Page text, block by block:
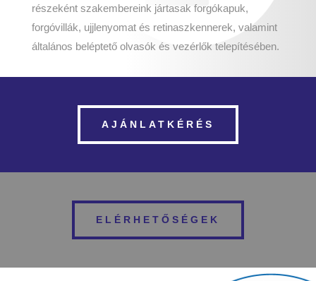
részeként szakembereink jártasak forgókapuk,
forgóvillák, ujjlenyomat és retinaszkennerek, valamint
általános beléptető olvasók és vezérlők telepítésében.
AJÁNLATKÉRÉS
ELÉRHETŐSÉGEK